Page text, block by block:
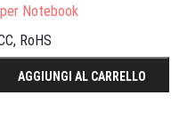
Notebook
RoHS
AGGIUNGI AL CARRELLO